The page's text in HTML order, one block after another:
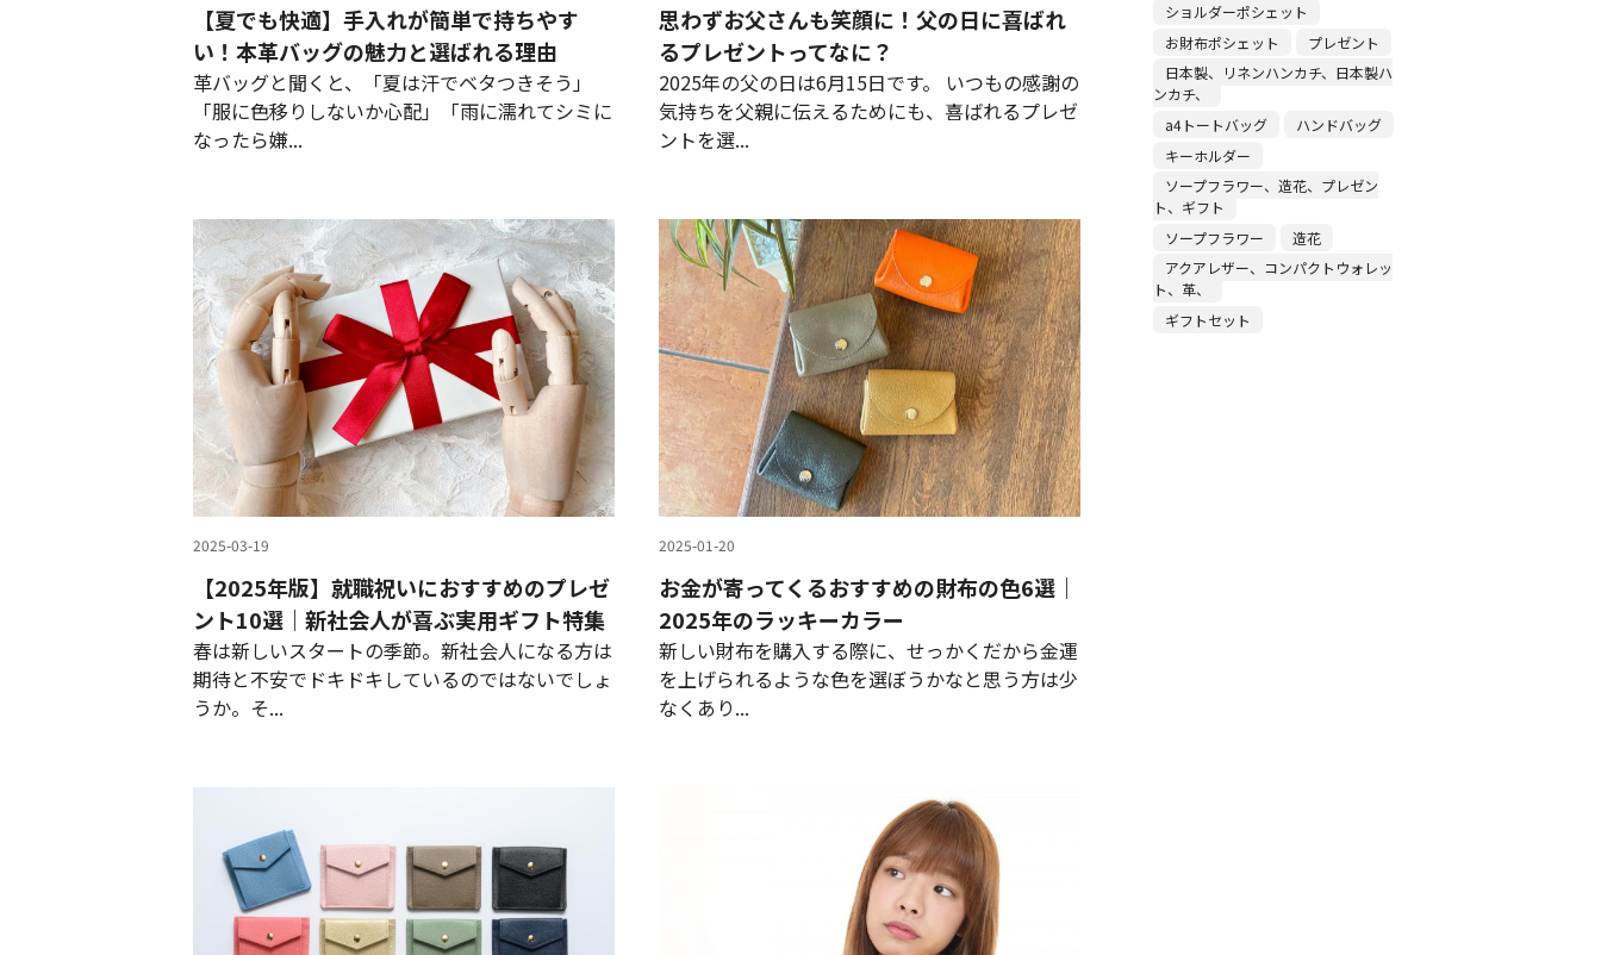
【夏でも快適】手入れが簡単で持ちやす
い！本革バッグの魅力と選ばれる理由
革バッグと聞くと、「夏は汗でベタつきそう」
「服に色移りしないか心配」「雨に濡れてシミに
なったら嫌...
思わずお父さんも笑顔に！父の日に喜ばれ
るプレゼントってなに？
2025年の父の日は6月15日です。 いつもの感謝の
気持ちを父親に伝えるためにも、喜ばれるプレゼ
ントを選...
2025-03-19
【2025年版】就職祝いにおすすめのプレゼ
ント10選｜新社会人が喜ぶ実用ギフト特集
春は新しいスタートの季節。新社会人になる方は
期待と不安でドキドキしているのではないでしょ
うか。そ...
2025-01-20
お金が寄ってくるおすすめの財布の色6選｜
2025年のラッキーカラー
新しい財布を購入する際に、せっかくだから金運
を上げられるような色を選ぼうかなと思う方は少
なくあり...
ショルダーポシェット
お財布ポシェット
プレゼント
日本製、リネンハンカチ、日本製ハ
ンカチ、
a4トートバッグ
ハンドバッグ
キーホルダー
ソープフラワー、造花、プレゼン
ト、ギフト
ソープフラワー
造花
アクアレザー、コンパクトウォレッ
ト、革、
ギフトセット